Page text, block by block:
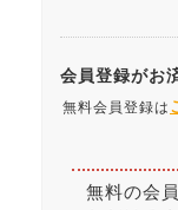
会員登録がお
無料会員登録は
無料の会